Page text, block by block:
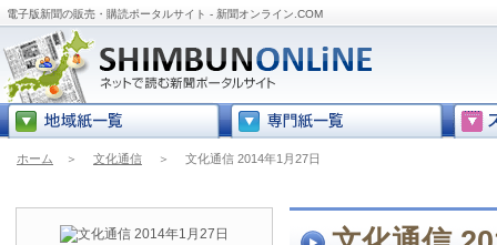
電子版新聞の販売・購読ポータルサイト - 新聞オンライン.COM
ホーム ＞ 文化通信 ＞ 文化通信 2014年1月27日